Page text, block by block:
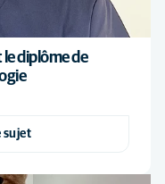
diplôme de
sujet